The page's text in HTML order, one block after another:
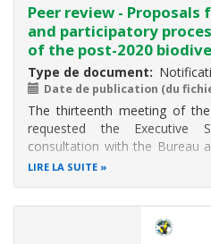
Peer review -
and participatory
of the post-2020
Type de document
Date de publication (du
The thirteenth meeting of
requested the Executive
consultation with the Bureau
Subsidiary Body on
LIRE LA SUITE